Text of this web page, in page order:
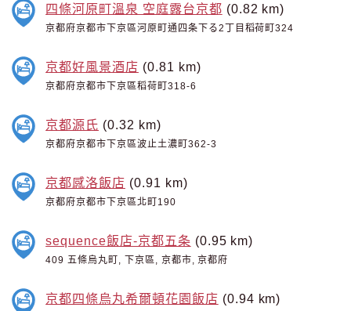
四條河原町溫泉 空庭露台京都 (0.82 km)
京都府京都市下京區河原町通四条下る2丁目稻荷町324
京都好風景酒店 (0.81 km)
京都府京都市下京區稻荷町318-6
京都源氏 (0.32 km)
京都府京都市下京區波止土濃町362-3
京都感洛飯店 (0.91 km)
京都府京都市下京區北町190
sequence飯店-京都五条 (0.95 km)
409 五條烏丸町, 下京區, 京都市, 京都府
京都四條烏丸希爾頓花園飯店 (0.94 km)